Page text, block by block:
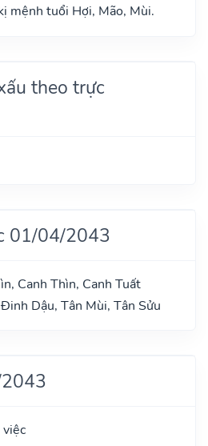
mệnh tuổi Hợi, Mão, Mùi.
theo trực
01/04/2043
Canh Thìn, Canh Tuất
Dậu, Tân Mùi, Tân Sửu